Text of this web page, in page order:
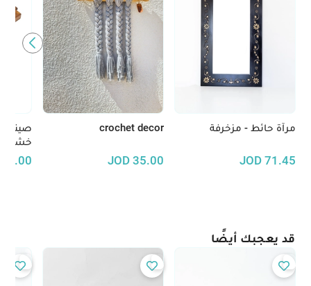
مرآة حائط - مزخرفة
71.45
JOD
crochet decor
35.00
JOD
خشب
30.00
قد يعجبك أيضًا